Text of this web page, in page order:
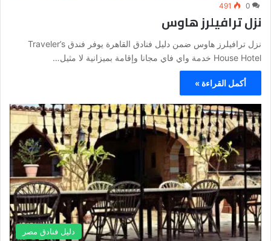
0
491
نزل ترافيلرز هاوس
نزل ترافيلرز هاوس ضمن دليل فنادق القاهرة يوفر فندق Traveler’s
House Hotel خدمة واي فاي مجانا وإقامة بميزانية لا مثيل…
أكمل القراءة »
دليل فنادق مصر